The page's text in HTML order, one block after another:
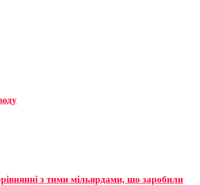
з тими мільярдами, що заробили